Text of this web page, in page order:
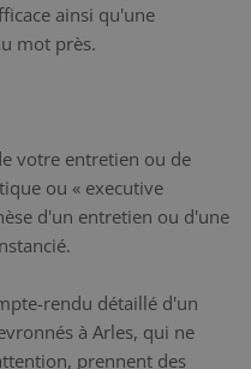
ainsi qu'une
mot près.
votre entretien ou de
ou « executive
d'un entretien ou d'une
rendu détaillé d'un
à Arles, qui ne
prennent des